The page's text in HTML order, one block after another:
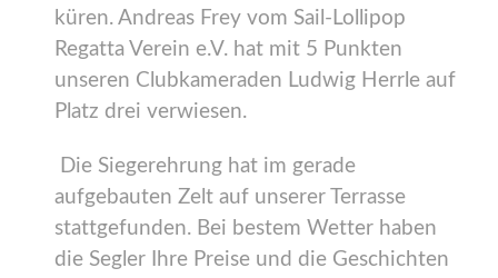
küren. Andreas Frey vom Sail-Lollipop
Regatta Verein e.V. hat mit 5 Punkten
unseren Clubkameraden Ludwig Herrle auf
Platz drei verwiesen.
Die Siegerehrung hat im gerade
aufgebauten Zelt auf unserer Terrasse
stattgefunden. Bei bestem Wetter haben
die Segler Ihre Preise und die Geschichten